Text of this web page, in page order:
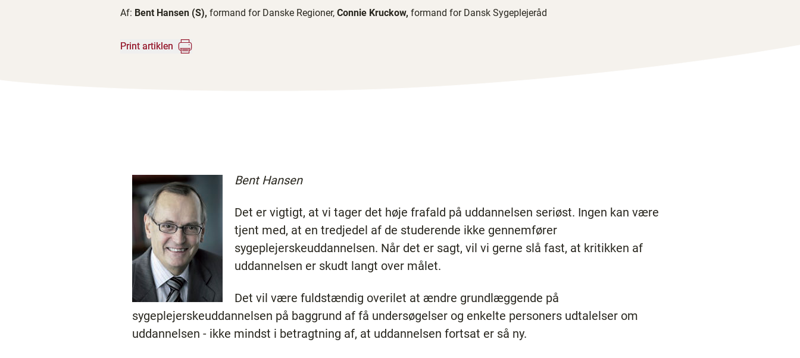
Af: Bent Hansen (S), formand for Danske Regioner, Connie Kruckow, formand for Dansk Sygeplejeråd
Print artiklen
Bent Hansen
Det er vigtigt, at vi tager det høje frafald på uddannelsen seriøst. Ingen kan være
tjent med, at en tredjedel af de studerende ikke gennemfører
sygeplejerskeuddannelsen. Når det er sagt, vil vi gerne slå fast, at kritikken af
uddannelsen er skudt langt over målet.
Det vil være fuldstændig overilet at ændre grundlæggende på
sygeplejerskeuddannelsen på baggrund af få undersøgelser og enkelte personers udtalelser om
uddannelsen - ikke mindst i betragtning af, at uddannelsen fortsat er så ny.